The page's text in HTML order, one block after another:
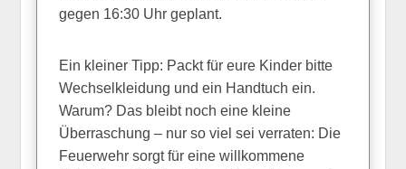
gegen 16:30 Uhr geplant.
Ein kleiner Tipp: Packt für eure Kinder bitte
Wechselkleidung und ein Handtuch ein.
Warum? Das bleibt noch eine kleine
Überraschung – nur so viel sei verraten: Die
Feuerwehr sorgt für eine willkommene